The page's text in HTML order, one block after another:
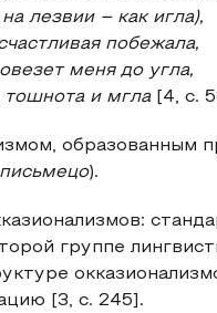
лезвии – как игла),
побежала,
меня до угла,
тошнота и мгла
[4, с.
образованным
письмецо).
группе
[3, с. 245].